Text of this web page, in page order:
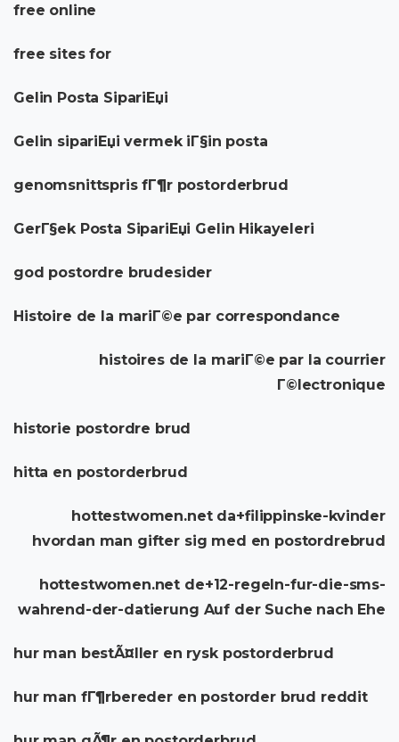
free online
free sites for
Gelin Posta SipariЕџi
Gelin sipariЕџi vermek iГ§in posta
genomsnittspris fГ¶r postorderbrud
GerГ§ek Posta SipariЕџi Gelin Hikayeleri
god postordre brudesider
Histoire de la mariГ©e par correspondance
histoires de la mariГ©e par la courrier
Г©lectronique
historie postordre brud
hitta en postorderbrud
hottestwomen.net da+filippinske-kvinder
hvordan man gifter sig med en postordrebrud
hottestwomen.net de+12-regeln-fur-die-sms-
wahrend-der-datierung Auf der Suche nach Ehe
hur man bestÃ¤ller en rysk postorderbrud
hur man fГ¶rbereder en postorder brud reddit